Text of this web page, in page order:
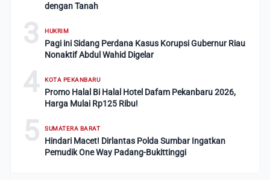
dengan Tanah
3 HUKRIM
Pagi ini Sidang Perdana Kasus Korupsi Gubernur Riau
Nonaktif Abdul Wahid Digelar
4 KOTA PEKANBARU
Promo Halal Bi Halal Hotel Dafam Pekanbaru 2026,
Harga Mulai Rp125 Ribu!
5 SUMATERA BARAT
Hindari Macet! Dirlantas Polda Sumbar Ingatkan
Pemudik One Way Padang-Bukittinggi